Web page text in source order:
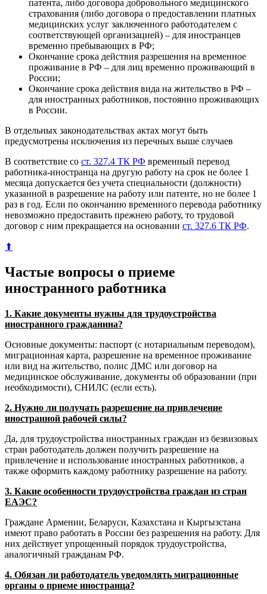
патента, либо договора добровольного медицинского
страхования (либо договора о предоставлении платных
медицинских услуг заключенного работодателем с
соответствующей организацией) – для иностранцев
временно пребывающих в РФ;
Окончание срока действия разрешения на временное
проживание в РФ – для лиц временно проживающий в
России;
Окончание срока действия вида на жительство в РФ –
для иностранных работников, постоянно проживающих
в России.
В отдельных законодательствах актах могут быть
предусмотрены исключения из перечных выше случаев
В соответствие со ст. 327.4 ТК РФ временный перевод
работника-иностранца на другую работу на срок не более 1
месяца допускается без учета специальности (должности)
указанной в разрешение на работу или патенте, но не более 1
раз в год. Если по окончанию временного перевода работнику
невозможно предоставить прежнею работу, то трудовой
договор с ним прекращается на основании ст. 327.6 ТК РФ.
⬆
Частые вопросы о приеме
иностранного работника
1. Какие документы нужны для трудоустройства
иностранного гражданина?
Основные документы: паспорт (с нотариальным переводом),
миграционная карта, разрешение на временное проживание
или вид на жительство, полис ДМС или договор на
медицинское обслуживание, документы об образовании (при
необходимости), СНИЛС (если есть).
2. Нужно ли получать разрешение на привлечение
иностранной рабочей силы?
Да, для трудоустройства иностранных граждан из безвизовых
стран работодатель должен получить разрешение на
привлечение и использование иностранных работников, а
также оформить каждому работнику разрешение на работу.
3. Какие особенности трудоустройства граждан из стран
ЕАЭС?
Граждане Армении, Беларуси, Казахстана и Кыргызстана
имеют право работать в России без разрешения на работу. Для
них действует упрощенный порядок трудоустройства,
аналогичный гражданам РФ.
4. Обязан ли работодатель уведомлять миграционные
органы о приеме иностранца?